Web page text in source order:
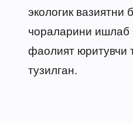
экологик
чораларини ишлаб
фаолият юритувчи
тузилган.